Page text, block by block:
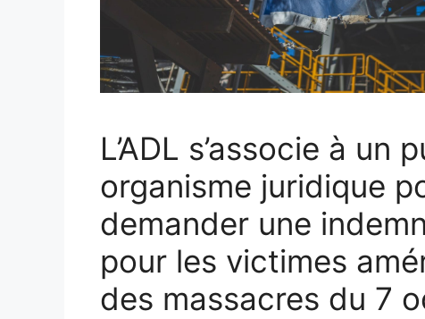
L’ADL s’associe à un
organisme juridique
demander une
pour les victimes
des massacres du 7